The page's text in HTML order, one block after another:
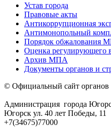
Устав города
Правовые акты
Антикоррупционная
Антимонопольный
Порядок обжалования
Оценка регулирующего
Архив МПА
Документы органов и
© Официальный сайт органов
Администрация города
Югорск ул. 40 лет Победы, 11
+7(34675)77000